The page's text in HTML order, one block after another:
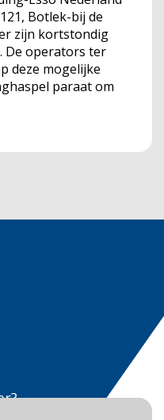
Botlek-bij de
zijn kortstondig
De operators ter
deze mogelijke
paraat om